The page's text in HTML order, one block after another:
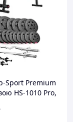
Sport Premium
HS-1010 Pro,